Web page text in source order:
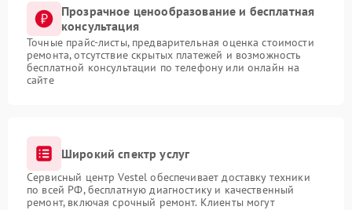
Прозрачное ценообразование и бесплатная
консультация
Точные прайс-листы, предварительная оценка стоимости
ремонта, отсутствие скрытых платежей и возможность
бесплатной консультации по телефону или онлайн на
сайте
Широкий спектр услуг
Сервисный центр Vestel обеспечивает доставку техники
по всей РФ, бесплатную диагностику и качественный
ремонт, включая срочный ремонт. Клиенты могут